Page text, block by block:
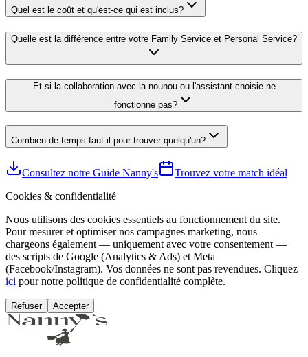
Quel est le coût et qu'est-ce qui est inclus?
Quelle est la différence entre votre Family Service et Personal Service?
Et si la collaboration avec la nounou ou l'assistant choisie ne
fonctionne pas?
Combien de temps faut-il pour trouver quelqu'un?
Consultez notre Guide Nanny's
Trouvez votre match idéal
Cookies & confidentialité
Nous utilisons des cookies essentiels au fonctionnement du site.
Pour mesurer et optimiser nos campagnes marketing, nous
chargeons également — uniquement avec votre consentement —
des scripts de Google (Analytics & Ads) et Meta
(Facebook/Instagram). Vos données ne sont pas revendues. Cliquez
ici pour notre politique de confidentialité complète.
Refuser Accepter